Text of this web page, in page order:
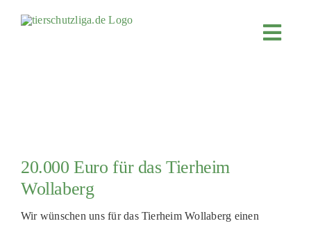
20.000 Euro für das Tierheim
Wollaberg
Wir wünschen uns für das Tierheim Wollaberg einen